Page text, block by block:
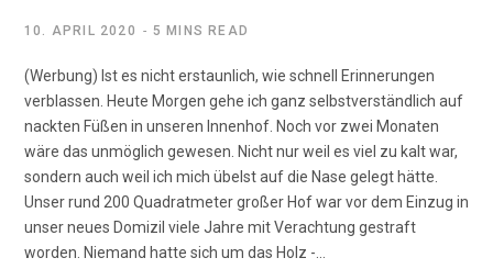
10. APRIL 2020 5 MINS READ
(Werbung) Ist es nicht erstaunlich, wie schnell Erinnerungen
verblassen. Heute Morgen gehe ich ganz selbstverständlich auf
nackten Füßen in unseren Innenhof. Noch vor zwei Monaten
wäre das unmöglich gewesen. Nicht nur weil es viel zu kalt war,
sondern auch weil ich mich übelst auf die Nase gelegt hätte.
Unser rund 200 Quadratmeter großer Hof war vor dem Einzug in
unser neues Domizil viele Jahre mit Verachtung gestraft
worden. Niemand hatte sich um das Holz -…